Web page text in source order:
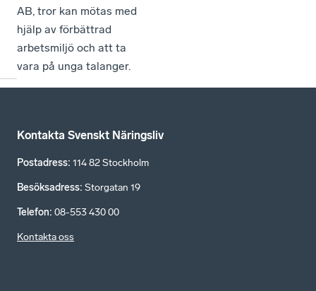
AB, tror kan mötas med
hjälp av förbättrad
arbetsmiljö och att ta
vara på unga talanger.
Kontakta Svenskt Näringsliv
Postadress: 114 82 Stockholm
Besöksadress: Storgatan 19
Telefon: 08-553 430 00
Kontakta oss